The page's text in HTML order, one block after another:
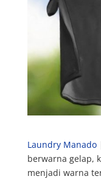
Laundry Manado
berwarna gelap,
menjadi warna